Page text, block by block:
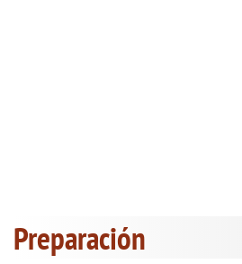
Preparación